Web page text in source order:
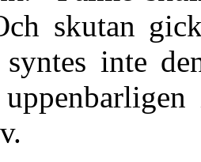
skutan
syntes inte